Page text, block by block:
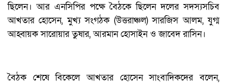
ছিলেন। আর এনসিপির পক্ষে বৈঠকে ছিলেন দলের সদস্যসচিব
আখতার হোসেন, মুখ্য সংগঠক (উত্তরাঞ্চল) সারজিস আলম, যুগ্ম
আহ্বায়ক সারোয়ার তুষার, আরমান হোসাইন ও জাবেদ রাসিন।
বৈঠক শেষে বিকেলে আখতার হোসেন সাংবাদিকদের বলেন,